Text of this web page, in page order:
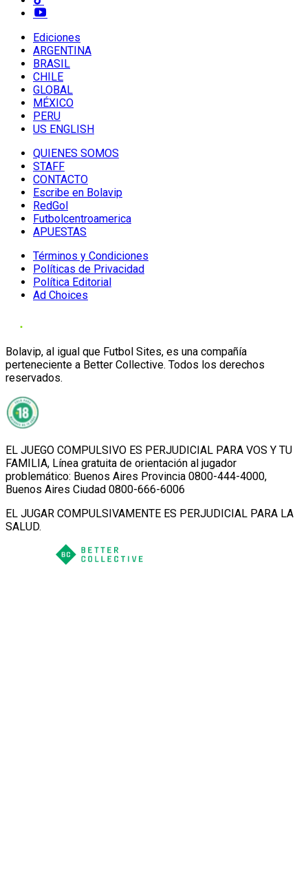
Ediciones
ARGENTINA
BRASIL
CHILE
GLOBAL
MÉXICO
PERU
US ENGLISH
QUIENES SOMOS
STAFF
CONTACTO
Escribe en Bolavip
RedGol
Futbolcentroamerica
APUESTAS
Términos y Condiciones
Políticas de Privacidad
Política Editorial
Ad Choices
Bolavip, al igual que Futbol Sites, es una compañía
perteneciente a Better Collective. Todos los derechos
reservados.
EL JUEGO COMPULSIVO ES PERJUDICIAL PARA VOS Y TU
FAMILIA, Línea gratuita de orientación al jugador
problemático: Buenos Aires Provincia 0800-444-4000,
Buenos Aires Ciudad 0800-666-6006
EL JUGAR COMPULSIVAMENTE ES PERJUDICIAL PARA LA
SALUD.